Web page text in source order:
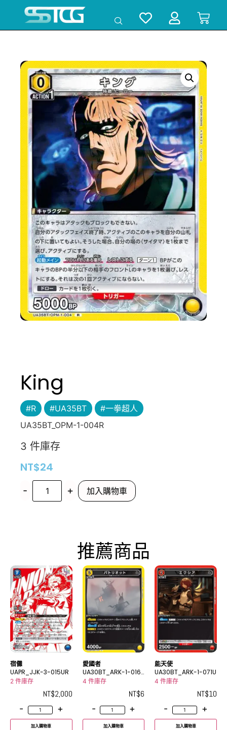
King
#R #UA35BT
#一拳超人
UA35BT_OPM-1-004R
3 件庫存
NT$24
- + 加入購物車
推薦商品
宿儺
UAPR_JJK-3-015UR
2 件庫存
NT$2,000
-
+
加入購物車
愛國者
UA30BT_ARK-1-016
C
4 件庫存
NT$6
-
+
加入購物車
能天使
UA30BT_ARK-1-071U
4 件庫存
NT$10
-
+
加入購物車